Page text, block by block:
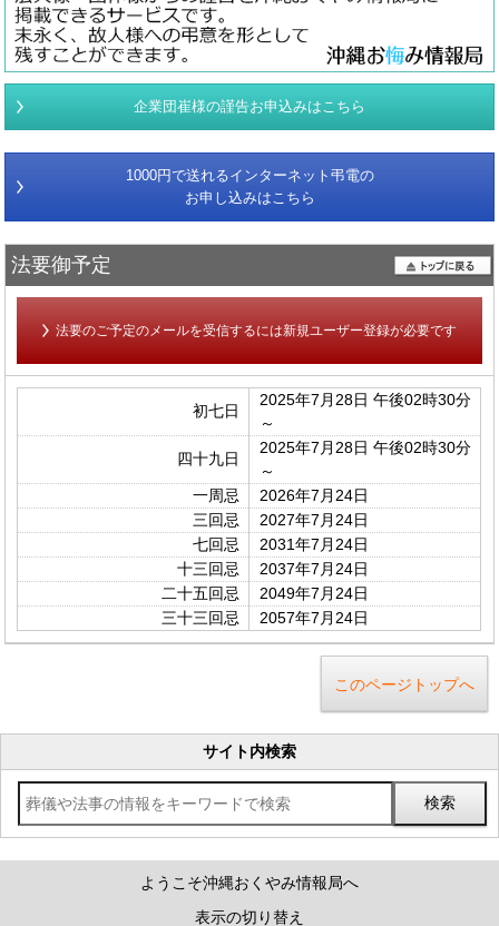
企業団崔様の謹告お申込みはこちら
1000円で送れるインターネット弔電の
お申し込みはこちら
法要御予定
法要のご予定のメールを受信するには新規ユーザー登録が必要です
初七日
2025年7月28日 午後02時30分
～
四十九日
2025年7月28日 午後02時30分
～
一周忌
2026年7月24日
三回忌
2027年7月24日
七回忌
2031年7月24日
十三回忌
2037年7月24日
二十五回忌
2049年7月24日
三十三回忌
2057年7月24日
このページトップへ
サイト内検索
ようこそ沖縄おくやみ情報局へ
表示の切り替え